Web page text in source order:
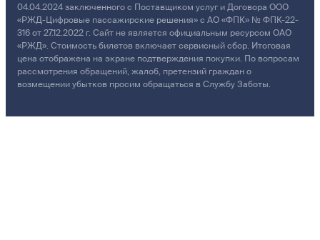
04.04.2024 заключенного с Поставщиком услуг и Договора ООО
«РЖД-Цифровые пассажирские решения» с АО «ФПК» № ФПК-22-
316 от 27.12.2022 г. Сайт не является официальным ресурсом ОАО
«РЖД». Стоимость билетов включает сервисный сбор. Итоговая
цена отображена на экране подтверждения покупки. По вопросам
рассмотрения обращений, жалоб, претензий граждан о
возмещении убытков просим обращаться в Службу Заботы.